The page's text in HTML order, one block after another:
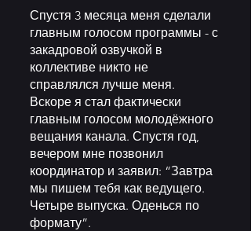
Спустя 3 месяца меня сделали
главным голосом программы - с
закадровой озвучкой в
коллективе никто не
справлялся лучше меня.
Вскоре я стал фактически
главным голосом молодёжного
вещания канала. Спустя год,
вечером мне позвонил
координатор и заявил: “Завтра
мы пишем тебя как ведущего.
Четыре выпуска. Оденься по
формату”.